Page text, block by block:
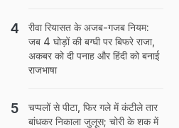
रीवा रियासत के अजब-गजब नियम:
जब 4 घोड़ों की बग्घी पर बिफरे राजा,
अकबर को दी पनाह और हिंदी को बनाई
राजभाषा
चप्पलों से पीटा, फिर गले में कंटीले तार
बांधकर निकाला जुलूस; चोरी के शक में